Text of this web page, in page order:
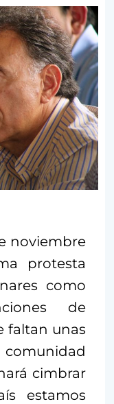
noviembre
protesta
como
de
faltan unas
cimbrar
estamos